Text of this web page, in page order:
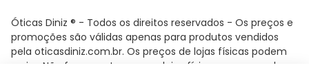
Óticas Diniz ® - Todos os direitos reservados - Os preços e
promoções são válidas apenas para produtos vendidos
pela oticasdiniz.com.br. Os preços de lojas físicas podem
variar. Não fazemos trocas em lojas físicas, apenas pelo